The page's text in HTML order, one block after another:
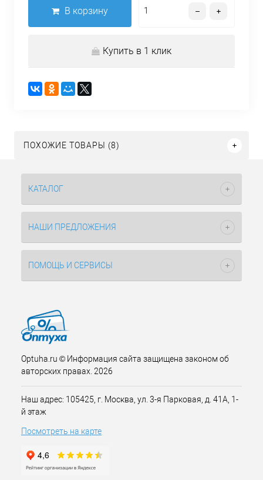
В корзину
Купить в 1 клик
ПОХОЖИЕ ТОВАРЫ (8)
КАТАЛОГ
НАШИ ПРЕДЛОЖЕНИЯ
ПОМОЩЬ И СЕРВИСЫ
Optuha.ru © Информация сайта защищена законом об
авторских правах. 2026
Наш адрес: 105425, г. Москва, ул. 3-я Парковая, д. 41А, 1-
й этаж
Посмотреть на карте